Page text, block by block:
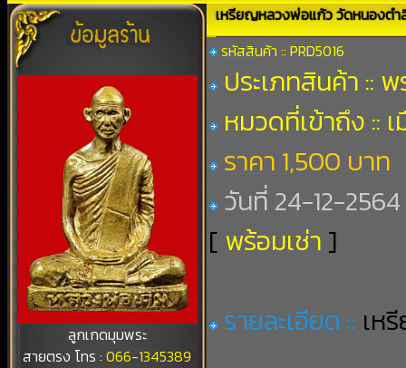
ลูกเกดมุมพระ
สายตรง โทร :066-1345389
เหรียญหลวงพ่อแก้ว วัดหนองตำ
รหัสสินค้า :: PRD5016
ประเภทสินค้า ::
หมวดที่เข้าถึง ::
ราคา 1,500 บาท
วันที่ 24-12-
[ พร้อมเช่า ]
รายละเอียด :: เห